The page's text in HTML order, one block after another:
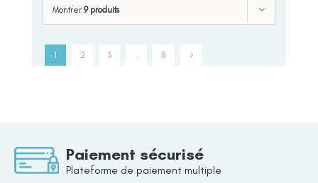
Montrer 9 produits
1 2 3 8
Paiement sécurisé
Plateforme de paiement multiple